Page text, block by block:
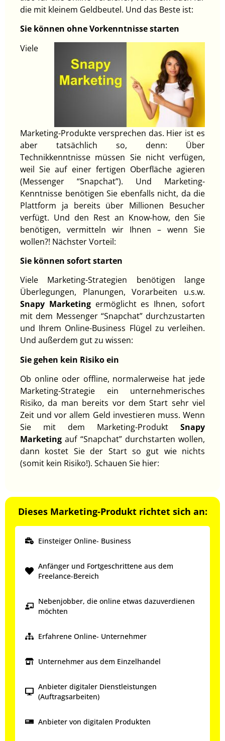
die mit kleinem Geldbeutel. Und das Beste ist:
Sie können ohne Vorkenntnisse starten
Viele
Marketing-Produkte versprechen das. Hier ist es
aber tatsächlich so, denn: Über
Technikkenntnisse müssen Sie nicht verfügen,
weil Sie auf einer fertigen Oberfläche agieren
(Messenger “Snapchat”). Und Marketing-
Kenntnisse benötigen Sie ebenfalls nicht, da die
Plattform ja bereits über Millionen Besucher
verfügt. Und den Rest an Know-how, den Sie
benötigen, vermitteln wir Ihnen – wenn Sie
wollen?! Nächster Vorteil:
Sie können sofort starten
Viele Marketing-Strategien benötigen lange
Überlegungen, Planungen, Vorarbeiten u.s.w.
Snapy Marketingermöglicht es Ihnen, sofort
mit dem Messenger “Snapchat” durchzustarten
und Ihrem Online-Business Flügel zu verleihen.
Und außerdem gut zu wissen:
Sie gehen kein Risiko ein
Ob online oder offline, normalerweise hat jede
Marketing-Strategie ein unternehmerisches
Risiko, da man bereits vor dem Start sehr viel
Zeit und vor allem Geld investieren muss. Wenn
Sie mit dem Marketing-Produkt Snapy
Marketing auf “Snapchat” durchstarten wollen,
dann kostet Sie der Start so gut wie nichts
(somit kein Risiko!). Schauen Sie hier:
Dieses Marketing-Produkt richtet sich an:
Einsteiger Online- Business
Anfänger und Fortgeschrittene aus dem
Freelance-Bereich
Nebenjobber, die online etwas dazuverdienen
möchten
Erfahrene Online- Unternehmer
Unternehmer aus dem Einzelhandel
Anbieter digitaler Dienstleistungen
(Auftragsarbeiten)
Anbieter von digitalen Produkten